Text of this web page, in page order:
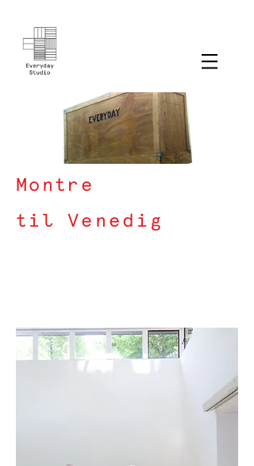
Montre
til Venedig